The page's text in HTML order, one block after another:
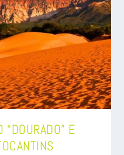
“DOURADO” E